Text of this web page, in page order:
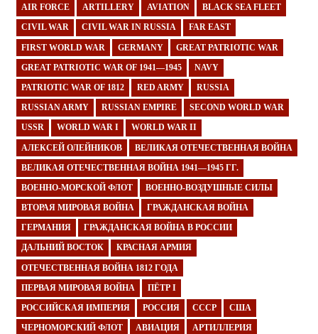
AIR FORCE ARTILLERY AVIATION BLACK SEA FLEET
CIVIL WAR CIVIL WAR IN RUSSIA FAR EAST
FIRST WORLD WAR GERMANY GREAT PATRIOTIC WAR
GREAT PATRIOTIC WAR OF 1941—1945 NAVY
PATRIOTIC WAR OF 1812 RED ARMY RUSSIA
RUSSIAN ARMY RUSSIAN EMPIRE SECOND WORLD WAR
USSR WORLD WAR I WORLD WAR II
АЛЕКСЕЙ ОЛЕЙНИКОВ ВЕЛИКАЯ ОТЕЧЕСТВЕННАЯ ВОЙНА
ВЕЛИКАЯ ОТЕЧЕСТВЕННАЯ ВОЙНА 1941—1945 ГГ.
ВОЕННО-МОРСКОЙ ФЛОТ ВОЕННО-ВОЗДУШНЫЕ СИЛЫ
ВТОРАЯ МИРОВАЯ ВОЙНА ГРАЖДАНСКАЯ ВОЙНА
ГЕРМАНИЯ ГРАЖДАНСКАЯ ВОЙНА В РОССИИ
ДАЛЬНИЙ ВОСТОК КРАСНАЯ АРМИЯ
ОТЕЧЕСТВЕННАЯ ВОЙНА 1812 ГОДА
ПЕРВАЯ МИРОВАЯ ВОЙНА ПЁТР I
РОССИЙСКАЯ ИМПЕРИЯ РОССИЯ СССР США
ЧЕРНОМОРСКИЙ ФЛОТ АВИАЦИЯ АРТИЛЛЕРИЯ